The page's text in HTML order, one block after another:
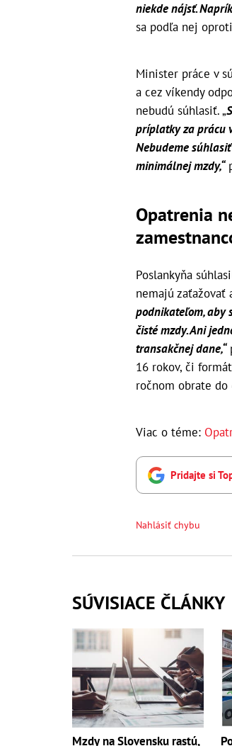
niekde nájsť.
sa podľa nej
Minister práce v
a cez víkendy
nebudú súhlasiť. „
príplatky za prácu
Nebudeme
minimálnej mzdy,“
Opatrenia
Poslankyňa
nemajú zaťažovať
podnikateľom, aby
čisté mzdy. Ani
transakčnej dane,“
16 rokov, či
ročnom obrate do
Viac o téme:
Pridajte si
Nahlásiť chybu
SÚVISIACE ČLÁNKY
Mzdy na Slovensku rastú,